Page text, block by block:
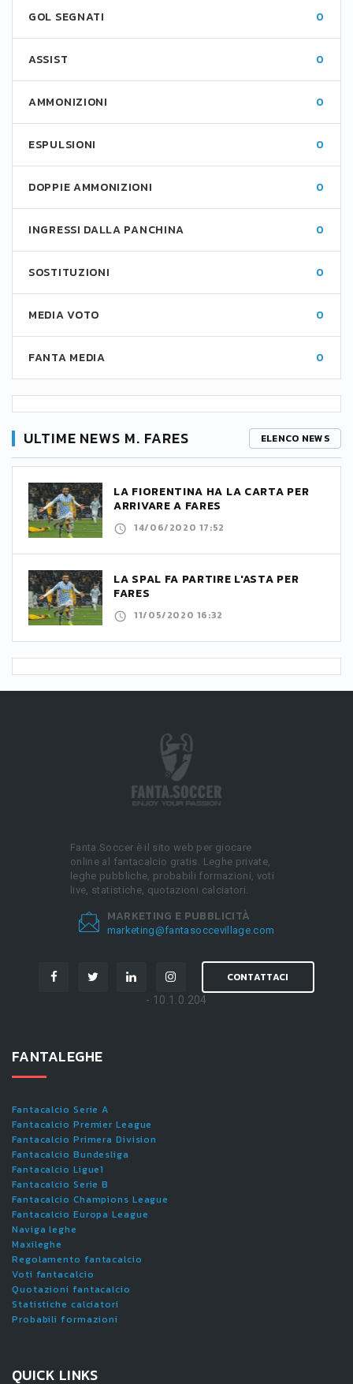
GOL SEGNATI 0
ASSIST 0
AMMONIZIONI 0
ESPULSIONI 0
DOPPIE AMMONIZIONI 0
INGRESSI DALLA PANCHINA 0
SOSTITUZIONI 0
MEDIA VOTO 0
FANTA MEDIA 0
ULTIME NEWS M. FARES ELENCO NEWS
LA FIORENTINA HA LA CARTA PER
ARRIVARE A FARES
14/06/2020 17:52
LA SPAL FA PARTIRE L'ASTA PER
FARES
11/05/2020 16:32
Fanta.Soccer è il sito web per giocare
online al fantacalcio gratis. Leghe private,
leghe pubbliche, probabili formazioni, voti
live, statistiche, quotazioni calciatori.
MARKETING E PUBBLICITÀ
marketing@fantasoccevillage.com
CONTATTACI
- 10.1.0.204
FANTALEGHE
Fantacalcio Serie A
Fantacalcio Premier League
Fantacalcio Primera Division
Fantacalcio Bundesliga
Fantacalcio Ligue1
Fantacalcio Serie B
Fantacalcio Champions League
Fantacalcio Europa League
Naviga leghe
Maxileghe
Regolamento fantacalcio
Voti fantacalcio
Quotazioni fantacalcio
Statistiche calciatori
Probabili formazioni
QUICK LINKS